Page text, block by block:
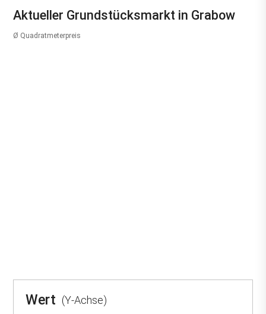
Aktueller Grundstücksmarkt in Grabow
Ø Quadratmeterpreis
Wert (Y-Achse)